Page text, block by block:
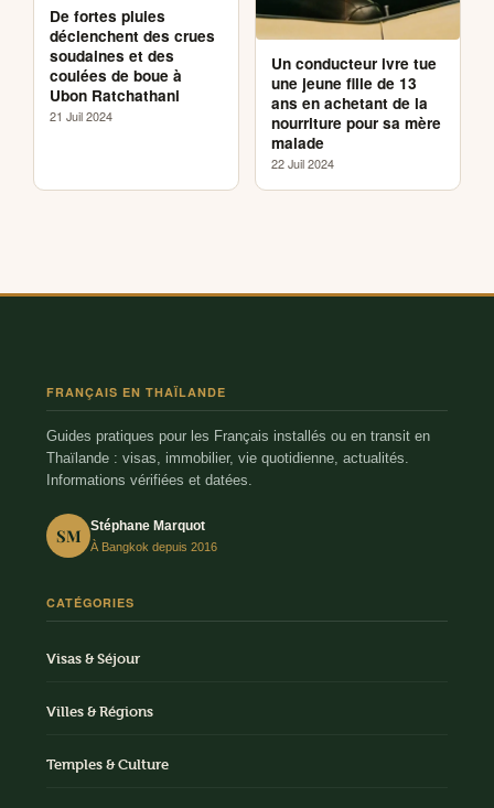
De fortes pluies
déclenchent des crues
soudaines et des
coulées de boue à
Ubon Ratchathani
21 Juil 2024
Un conducteur ivre tue
une jeune fille de 13
ans en achetant de la
nourriture pour sa mère
malade
22 Juil 2024
FRANÇAIS EN THAÏLANDE
Guides pratiques pour les Français installés ou en transit en
Thaïlande : visas, immobilier, vie quotidienne, actualités.
Informations vérifiées et datées.
SM Stéphane Marquot
À Bangkok depuis 2016
CATÉGORIES
Visas & Séjour
Villes & Régions
Temples & Culture